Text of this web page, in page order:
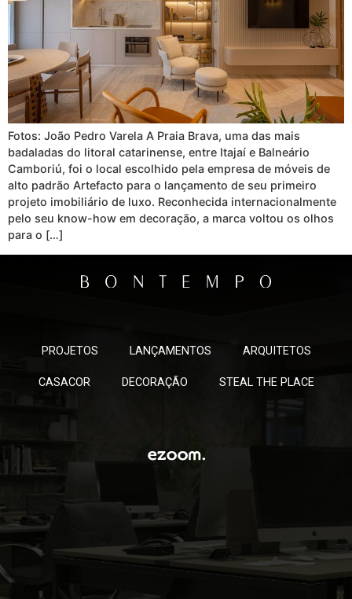
Fotos: João Pedro Varela A Praia Brava, uma das mais
badaladas do litoral catarinense, entre Itajaí e Balneário
Camboriú, foi o local escolhido pela empresa de móveis de
alto padrão Artefacto para o lançamento de seu primeiro
projeto imobiliário de luxo. Reconhecida internacionalmente
pelo seu know-how em decoração, a marca voltou os olhos
para o […]
PROJETOS LANÇAMENTOS ARQUITETOS
CASACOR DECORAÇÃO STEAL THE PLACE